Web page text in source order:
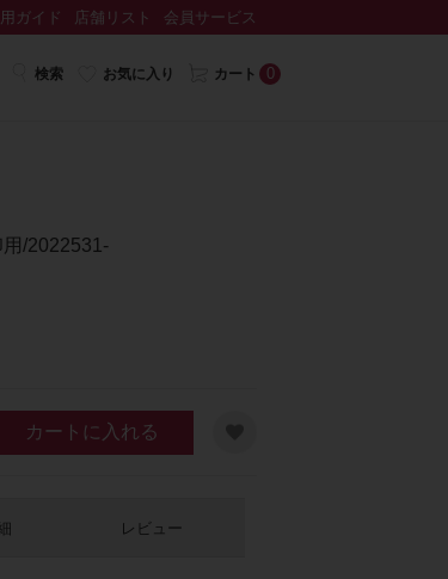
ガイド 店舗リスト 会員サービス
検索 お気に入り カート 0
/2022531-
カートに入れる
レビュー